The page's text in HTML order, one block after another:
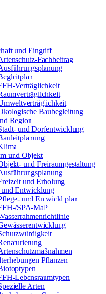
und Eingriff
Fachbeitrag
Verträglichkeit
Baubegleitung
Region
und Dorfentwicklung
und Objekt
und Freiraumgestaltung
und Erholung
und Entwicklung
und Entwickl.plan
SPA-MaP
Pflanzen
Lebensraumtypen
Arten